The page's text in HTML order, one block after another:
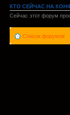
КТО СЕЙЧАС НА
Сейчас этот форум
Список форумов